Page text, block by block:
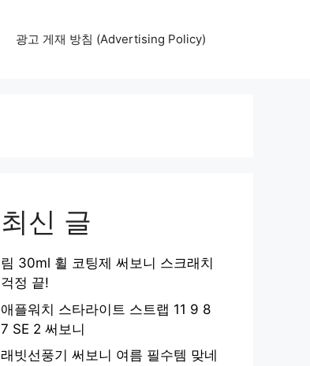
광고 게재 방침 (Advertising Policy)
최신 글
림 30ml 휠 코팅제 써보니 스크래치
걱정 끝!
애플워치 스타라이트 스트랩 11 9 8
7 SE 2 써보니
래빗선풍기 써보니 여름 필수템 맞네